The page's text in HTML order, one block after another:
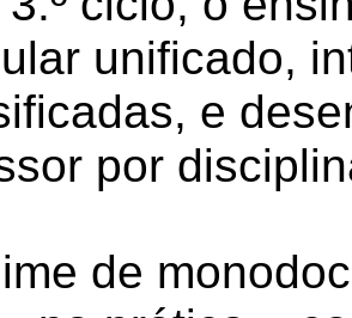
unificado,
e
por
de